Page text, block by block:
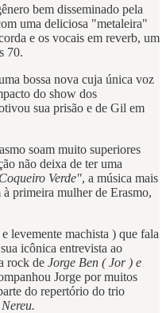
bem disseminado pela
uma deliciosa "metaleira"
e os vocais em reverb, um
70.
bossa nova cuja única voz
do show dos
sua prisão e de Gil em
soam muito superiores
não deixa de ter uma
Verde", a música mais
primeira mulher de Erasmo,
levemente machista ) que fala
icônica entrevista ao
rock de Jorge Ben ( Jor ) e
Jorge por muitos
do repertório do trio